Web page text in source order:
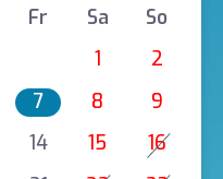
Fr Sa
So
1
2
7 8
9
14 15
16